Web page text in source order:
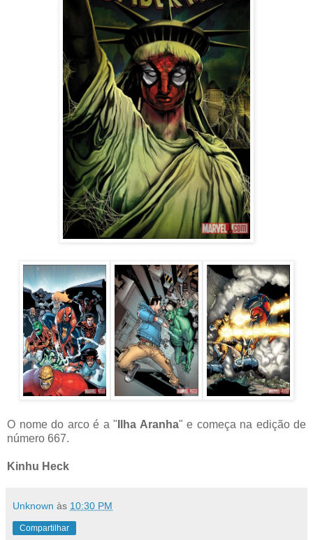
O nome do arco é a " Ilha Aranha" e começa na edição de
número 667.
Kinhu Heck
Unknown às 10:30 PM
Compartilhar